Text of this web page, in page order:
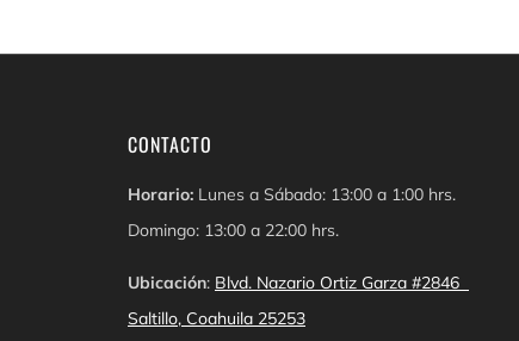
CONTACTO
Horario: Lunes a Sábado: 13:00 a 1:00 hrs.
Domingo: 13:00 a 22:00 hrs.
Ubicación: Blvd. Nazario Ortiz Garza #2846
Saltillo, Coahuila 25253